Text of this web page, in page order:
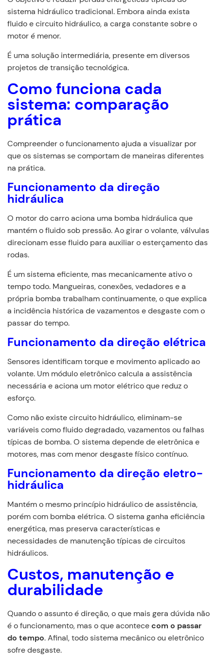
sistema hidráulico tradicional. Embora ainda exista
fluido e circuito hidráulico, a carga constante sobre o
motor é menor.
É uma solução intermediária, presente em diversos
projetos de transição tecnológica.
Como funciona cada
sistema: comparação
prática
Compreender o funcionamento ajuda a visualizar por
que os sistemas se comportam de maneiras diferentes
na prática.
Funcionamento da direção
hidráulica
O motor do carro aciona uma bomba hidráulica que
mantém o fluido sob pressão. Ao girar o volante, válvulas
direcionam esse fluido para auxiliar o esterçamento das
rodas.
É um sistema eficiente, mas mecanicamente ativo o
tempo todo. Mangueiras, conexões, vedadores e a
própria bomba trabalham continuamente, o que explica
a incidência histórica de vazamentos e desgaste com o
passar do tempo.
Funcionamento da direção elétrica
Sensores identificam torque e movimento aplicado ao
volante. Um módulo eletrônico calcula a assistência
necessária e aciona um motor elétrico que reduz o
esforço.
Como não existe circuito hidráulico, eliminam-se
variáveis como fluido degradado, vazamentos ou falhas
típicas de bomba. O sistema depende de eletrônica e
motores, mas com menor desgaste físico contínuo.
Funcionamento da direção eletro-
hidráulica
Mantém o mesmo princípio hidráulico de assistência,
porém com bomba elétrica. O sistema ganha eficiência
energética, mas preserva características e
necessidades de manutenção típicas de circuitos
hidráulicos.
Custos, manutenção e
durabilidade
Quando o assunto é direção, o que mais gera dúvida não
é o funcionamento, mas o que acontececom o passar
do tempo. Afinal, todo sistema mecânico ou eletrônico
sofre desgaste.